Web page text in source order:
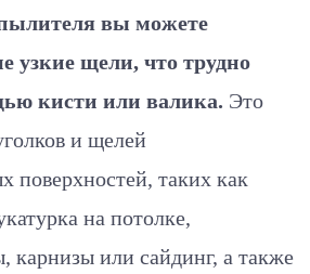
вы можете
узкие щели, что трудно
кисти или валика. Это
и щелей
поверхностей, таких как
на потолке,
карнизы или сайдинг, а также